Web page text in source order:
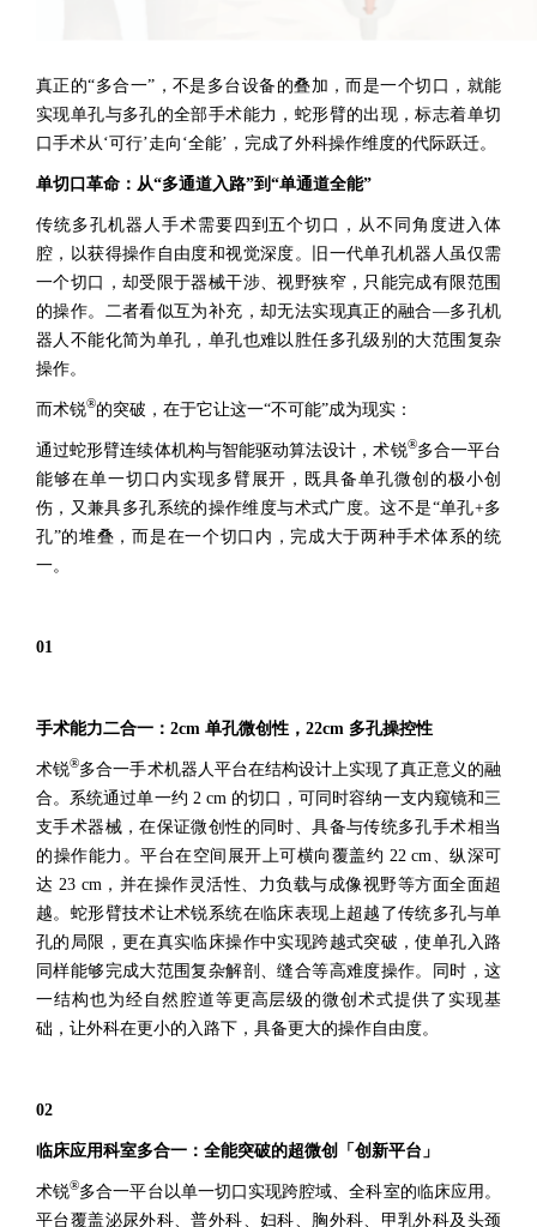
真正的“多合一”，不是多台设备的叠加，而是一个切口，就能
实现单孔与多孔的全部手术能力，蛇形臂的出现，标志着单切
口手术从‘可行’走向‘全能’，完成了外科操作维度的代际跃迁。
单切口革命：从“多通道入路”到“单通道全能”
传统多孔机器人手术需要四到五个切口，从不同角度进入体
腔，以获得操作自由度和视觉深度。旧一代单孔机器人虽仅需
一个切口，却受限于器械干涉、视野狭窄，只能完成有限范围
的操作。二者看似互为补充，却无法实现真正的融合—多孔机
器人不能化简为单孔，单孔也难以胜任多孔级别的大范围复杂
操作。
而术锐®的突破，在于它让这一“不可能”成为现实：
通过蛇形臂连续体机构与智能驱动算法设计，术锐®多合一平台
能够在单一切口内实现多臂展开，既具备单孔微创的极小创
伤，又兼具多孔系统的操作维度与术式广度。这不是“单孔+多
孔”的堆叠，而是在一个切口内，完成大于两种手术体系的统
一。
01
手术能力二合一：2cm 单孔微创性，22cm 多孔操控性
术锐®多合一手术机器人平台在结构设计上实现了真正意义的融
合。系统通过单一约 2 cm 的切口，可同时容纳一支内窥镜和三
支手术器械，在保证微创性的同时、具备与传统多孔手术相当
的操作能力。平台在空间展开上可横向覆盖约 22 cm、纵深可
达 23 cm，并在操作灵活性、力负载与成像视野等方面全面超
越。蛇形臂技术让术锐系统在临床表现上超越了传统多孔与单
孔的局限，更在真实临床操作中实现跨越式突破，使单孔入路
同样能够完成大范围复杂解剖、缝合等高难度操作。同时，这
一结构也为经自然腔道等更高层级的微创术式提供了实现基
础，让外科在更小的入路下，具备更大的操作自由度。
02
临床应用科室多合一：全能突破的超微创「创新平台」
术锐®多合一平台以单一切口实现跨腔域、全科室的临床应用。
平台覆盖泌尿外科、普外科、妇科、胸外科、甲乳外科及头颈